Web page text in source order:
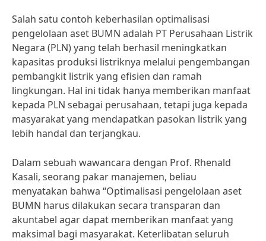
Salah satu contoh keberhasilan optimalisasi
pengelolaan aset BUMN adalah PT Perusahaan Listrik
Negara (PLN) yang telah berhasil meningkatkan
kapasitas produksi listriknya melalui pengembangan
pembangkit listrik yang efisien dan ramah
lingkungan. Hal ini tidak hanya memberikan manfaat
kepada PLN sebagai perusahaan, tetapi juga kepada
masyarakat yang mendapatkan pasokan listrik yang
lebih handal dan terjangkau.
Dalam sebuah wawancara dengan Prof. Rhenald
Kasali, seorang pakar manajemen, beliau
menyatakan bahwa “Optimalisasi pengelolaan aset
BUMN harus dilakukan secara transparan dan
akuntabel agar dapat memberikan manfaat yang
maksimal bagi masyarakat. Keterlibatan seluruh